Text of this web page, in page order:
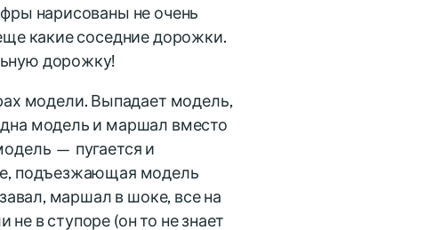
нарисованы не очень
какие соседние дорожки.
дорожку!
модели. Выпадает модель,
модель и маршал вместо
— пугается и
подъезжающая модель
маршал в шоке, все на
в ступоре (он то не знает